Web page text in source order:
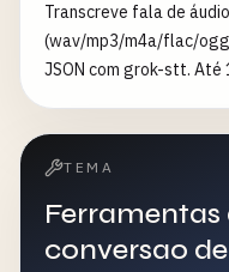
Transcreve fala de áudio
(wav/mp3/m4a/flac/
JSON com grok-stt. Até
TEMA
conversao